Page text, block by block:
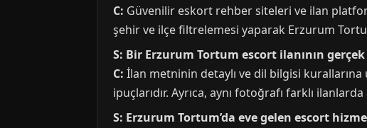
C: Güvenilir eskort rehber siteleri ve ilan
şehir ve ilçe filtrelemesi yaparak Erzurum
S: Bir Erzurum Tortum escort ilanının gerçek
C: İlan metninin detaylı ve dil bilgisi
ipuçlarıdır. Ayrıca, aynı fotoğrafı farklı
S: Erzurum Tortum’da eve gelen escort